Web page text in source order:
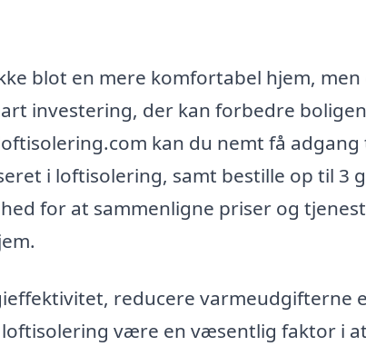
blot en mere komfortabel hjem, men
investering, der kan forbedre
kan du nemt få adgang
i loftisolering, samt bestille op til 3
for at sammenligne priser og
reducere varmeudgifterne
være en væsentlig faktor i at